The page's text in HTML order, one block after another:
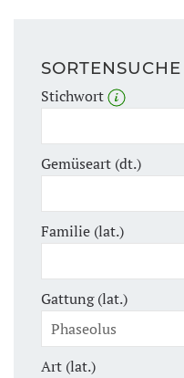
SORTENSUCHE
Stichwort
Gemüseart (dt.)
Familie (lat.)
Gattung (lat.)
Art (lat.)